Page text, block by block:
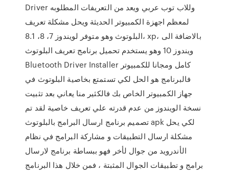
Driver وللاب توب عربي ويعد من التعريفات المطلوبه
لمعظم اجهزة الكمبيوتر الحديثة ويحل مشكلة تعريف
البلوتوث وهو متوفر لويندوز 7، 8، 8.1، xp، بالاضافة الى
ويندوز 10 وهو يستخدم تحميل برنامج تعريف البلوتوث
Bluetooth Driver Installer كامل ومجانا للكمبيوتر
فالبرنامج هو الحل لكي تستمتع بخاصية البلوتوث في
جهاز الكمبيوتر الخاص بك فالكثير منا يعاني بعد تثبيت
نسخة الويندوز من عدم قدرته علي تعريف خاصية لقد تم
تصميم برنامج ارسال البرامج بالبلوتوث apk لكي يحل
مشكلة ارسال التطبيقات و مشاركة البرامج في نظام
الأندرويد من جوال لأخر فهو ببساطة برنامج لارسال
برامج و تطبيقات الجوال المثبتة ، فمن خلال هذا البرنامج